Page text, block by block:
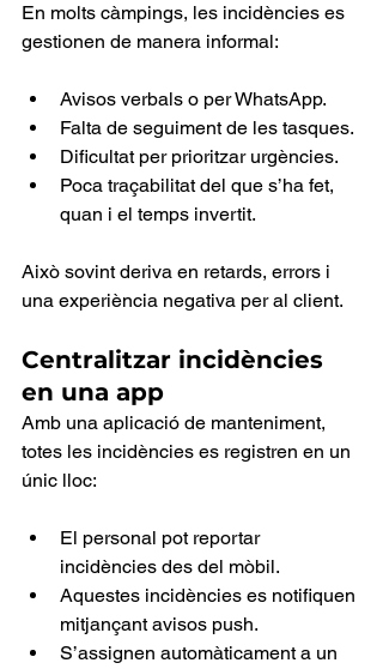
En molts càmpings, les incidències es
gestionen de manera informal:
Avisos verbals o per WhatsApp.
Falta de seguiment de les tasques.
Dificultat per prioritzar urgències.
Poca traçabilitat del que s’ha fet,
quan i el temps invertit.
Això sovint deriva en retards, errors i
una experiència negativa per al client.
Centralitzar incidències
en una app
Amb una aplicació de manteniment,
totes les incidències es registren en un
únic lloc:
El personal pot reportar
incidències des del mòbil.
Aquestes incidències es notifiquen
mitjançant avisos push.
S’assignen automàticament a un